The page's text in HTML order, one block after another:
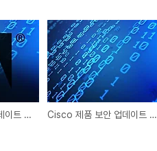
Adobe 제품 보안 업데이트 권고 Cisco 제품 보안 업데이트 권고